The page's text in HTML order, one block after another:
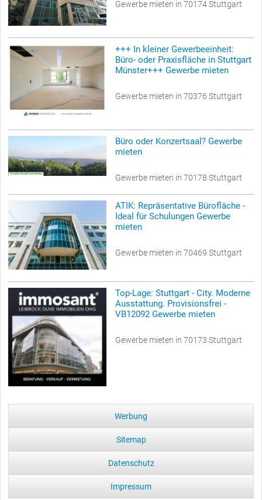
Gewerbe mieten in 70174 Stuttgart
+++ In kleiner Gewerbeeinheit:
Büro- oder Praxisfläche in Stuttgart
Münster+++ Gewerbe mieten
Gewerbe mieten in 70376 Stuttgart
Büro oder Konzertsaal? Gewerbe
mieten
Gewerbe mieten in 70178 Stuttgart
ATIK: Repräsentative Bürofläche -
Ideal für Schulungen Gewerbe
mieten
Gewerbe mieten in 70469 Stuttgart
Top-Lage: Stuttgart - City. Moderne
Ausstattung. Provisionsfrei -
VB12092 Gewerbe mieten
Gewerbe mieten in 70173 Stuttgart
Werbung
Sitemap
Datenschutz
Impressum